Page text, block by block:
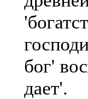
бог'
дает'.